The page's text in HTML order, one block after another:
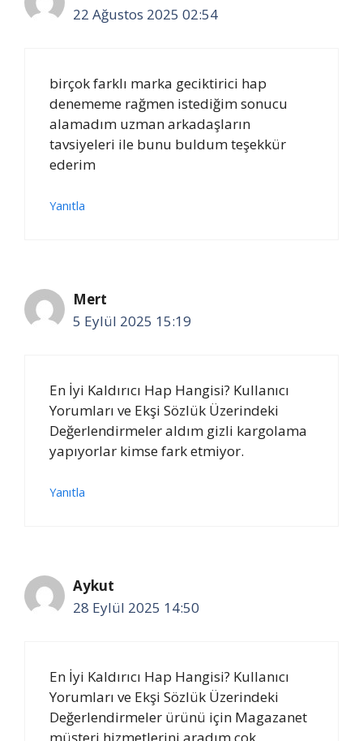
22 Ağustos 2025 02:54
birçok farklı marka geciktirici hap
denememe rağmen istediğim sonucu
alamadım uzman arkadaşların
tavsiyeleri ile bunu buldum teşekkür
ederim
Yanıtla
Mert
5 Eylül 2025 15:19
En İyi Kaldırıcı Hap Hangisi? Kullanıcı
Yorumları ve Ekşi Sözlük Üzerindeki
Değerlendirmeler aldım gizli kargolama
yapıyorlar kimse fark etmiyor.
Yanıtla
Aykut
28 Eylül 2025 14:50
En İyi Kaldırıcı Hap Hangisi? Kullanıcı
Yorumları ve Ekşi Sözlük Üzerindeki
Değerlendirmeler ürünü için Magazanet
müşteri hizmetlerini aradım çok